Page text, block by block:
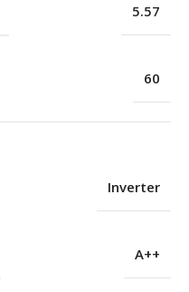
5.57
60
Inverter
A++